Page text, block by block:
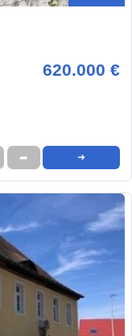
620.000 €
➦ ➜